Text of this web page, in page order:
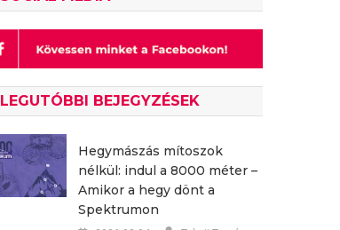
LEGUTÓBBI BEJEGYZÉSEK
Hegymászás mítoszok
nélkül: indul a 8000 méter –
Amikor a hegy dönt a
Spektrumon